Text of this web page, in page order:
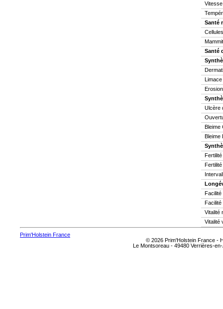
Santé
Cellules
Santé
Limace
Erosion
Ulcère
Bleime
Bleime
Facilité
Facilité
Vitalité
Vitalité
Prim'Holstein France
© 2026 Prim'Holstein France -
Le Montsoreau - 49480 Verrières-